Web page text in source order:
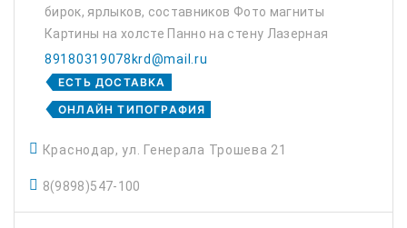
бирок, ярлыков, составников Фото магниты
Картины на холсте Панно на стену Лазерная
резка и гравировка по дереву Визитки,
листовки, наклейки Баннеры, наклейки на
окна,...
89180319078krd@mail.ru
ЕСТЬ ДОСТАВКА
ОНЛАЙН ТИПОГРАФИЯ
Краснодар, ул. Генерала Трошева 21
8(9898)547-100